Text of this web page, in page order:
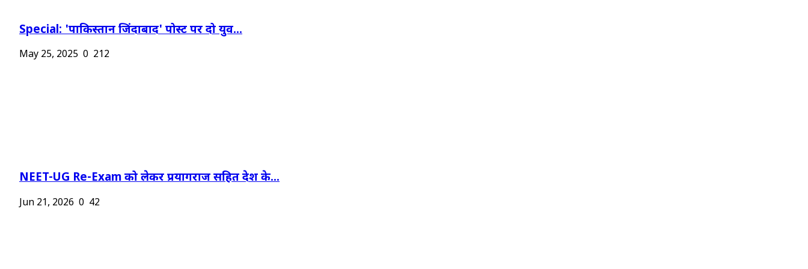
Special: 'पाकिस्तान जिंदाबाद' पोस्ट पर दो युव...
May 25, 2025 0 212
NEET-UG Re-Exam को लेकर प्रयागराज सहित देश के...
Jun 21, 2026 0 42